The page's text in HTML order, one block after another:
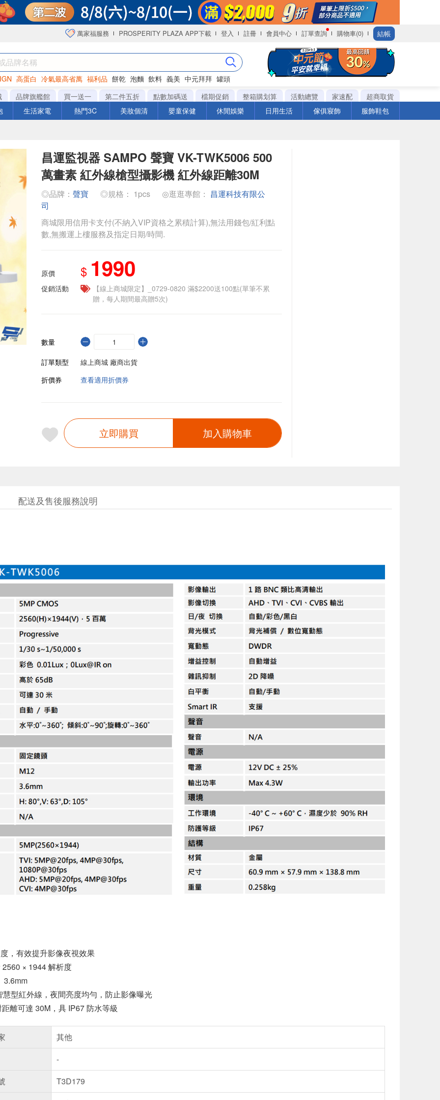
萬家福服務 PROSPERITY PLAZA APP下載 登入 註冊 會員中心 訂單查詢 購物車(0) 結帳
高蛋白 冷氣最高省萬 福利品 餅乾 泡麵 飲料 義美 中元拜拜 罐頭
咖啡
品牌旗艦館 買一送一 第二件五折 點數加碼送 檔期促銷 整箱購划算 活動總覽 家速配
超商取貨
生活家電 熱門3C 美妝個清 嬰童保健 休閒娛樂 日用生活 傢俱寢飾 服飾鞋包
昌運監視器 SAMPO 聲寶 VK-TWK5006 500
萬畫素 紅外線槍型攝影機 紅外線距離30M
◎品牌： 聲寶 ◎規格： 1pcs ◎逛逛專館： 昌運科技有限公
司
商城限用信用卡支付(不納入VIP資格之累積計算),無法用錢包/紅利點
數,無搬運上樓服務及指定日期/時間.
原價 $ 1990
促銷活動
【線上商城限定】_0729-0820 滿$2200送100點(單筆不累
贈，每人期間最高贈5次)
數量
訂單類型
線上商城 廠商出貨
折價券
查看適用折價券
立即購買 加入購物車
配送及售後服務說明
，有效提升影像夜視效果
× 1944 解析度
3.6mm
慧型紅外線，夜間亮度均勻，防止影像曝光
離可達 30M，具 IP67 防水等級
其他
-
T3D179